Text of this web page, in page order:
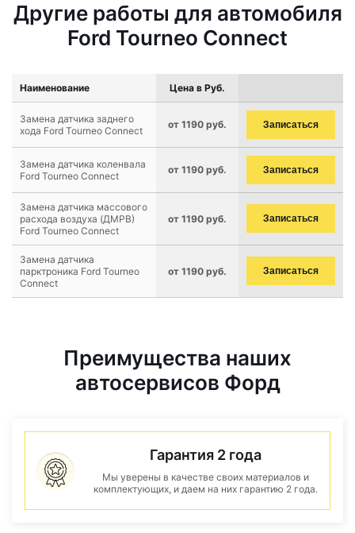
Другие работы для автомобиля
Ford Tourneo Connect
Наименование Цена в Руб.
Замена датчика заднего
хода Ford Tourneo Connect
от 1190 руб. Записаться
Замена датчика коленвала
Ford Tourneo Connect
от 1190 руб. Записаться
Замена датчика массового
расхода воздуха (ДМРВ)
Ford Tourneo Connect
от 1190 руб. Записаться
Замена датчика
парктроника Ford Tourneo
Connect
от 1190 руб. Записаться
Преимущества наших
автосервисов Форд
Гарантия 2 года
Мы уверены в качестве своих материалов и
комплектующих, и даем на них гарантию 2 года.